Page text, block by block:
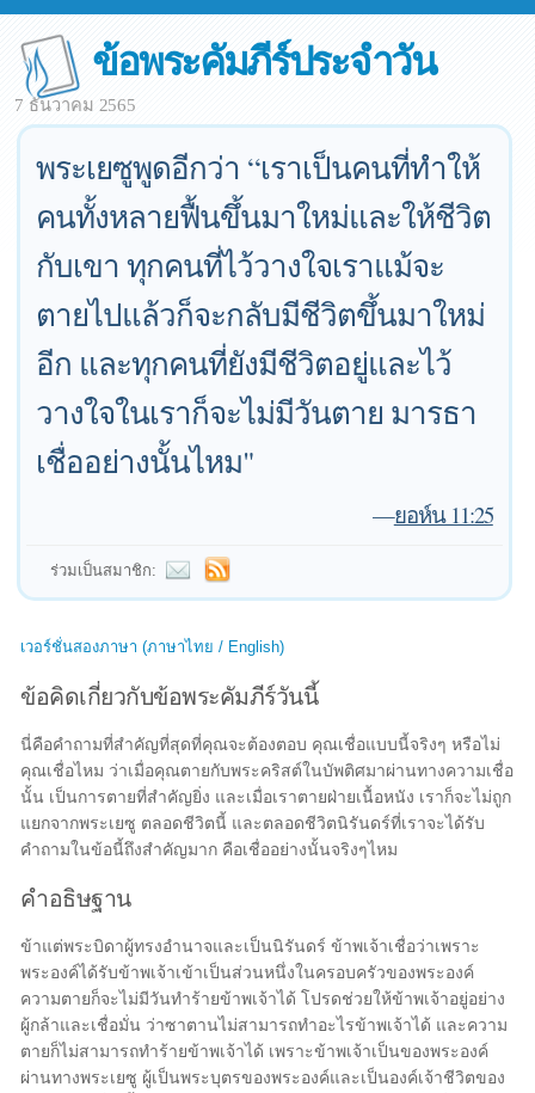
ข้อพระคัมภีร์ประจำวัน
7 ธันวาคม 2565
พระเยซูพูดอีกว่า “เราเป็นคนที่ทำให้
คนทั้งหลายฟื้นขึ้นมาใหม่และให้ชีวิต
กับเขา ทุกคนที่ไว้วางใจเราแม้จะ
ตายไปแล้วก็จะกลับมีชีวิตขึ้นมาใหม่
อีก และ​ทุก​คน​ที่​ยัง​มี​ชีวิต​อยู่​และ​ไว้
วางใจ​ใน​เรา​ก็​จะ​ไม่​มี​วัน​ตาย มารธา​
เชื่อ​อย่าง​นั้น​ไหม"
—ยอห์น 11:25
ร่วมเป็นสมาชิก:
เวอร์ชั่นสองภาษา (ภาษาไทย / English)
ข้อคิดเกี่ยวกับข้อพระคัมภีร์วันนี้
นี่คือคำถามที่สำคัญที่สุดที่คุณจะต้องตอบ คุณเชื่อแบบนี้จริงๆ หรือไม่
คุณเชื่อไหม ว่าเมื่อคุณตายกับพระคริสต์ในบัพติศมาผ่านทางความเชื่อ
นั้น เป็นการตายที่สำคัญยิ่ง และเมื่อเราตายฝ่ายเนื้อหนัง เราก็จะไม่ถูก
แยกจากพระเยซู ตลอดชีวิตนี้ และตลอดชีวิตนิรันดร์ที่เราจะได้รับ
คำถามในข้อนี้ถึงสำคัญมาก คือเชื่ออย่างนั้นจริงๆไหม
คำอธิษฐาน
ข้าแต่พระบิดาผู้ทรงอำนาจและเป็นนิรันดร์ ข้าพเจ้าเชื่อว่าเพราะ
พระองค์ได้รับข้าพเจ้าเข้าเป็นส่วนหนึ่งในครอบครัวของพระองค์
ความตายก็จะไม่มีวันทำร้ายข้าพเจ้าได้ โปรดช่วยให้ข้าพเจ้าอยู่อย่าง
ผู้กล้าและเชื่อมั่น ว่าซาตานไม่สามารถทำอะไรข้าพเจ้าได้ และความ
ตายก็ไม่สามารถทำร้ายข้าพเจ้าได้ เพราะข้าพเจ้าเป็นของพระองค์
ผ่านทางพระเยซู ผู้เป็นพระบุตรของพระองค์และเป็นองค์เจ้าชีวิตของ